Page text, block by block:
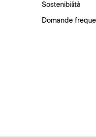
Sostenibilità
Domande